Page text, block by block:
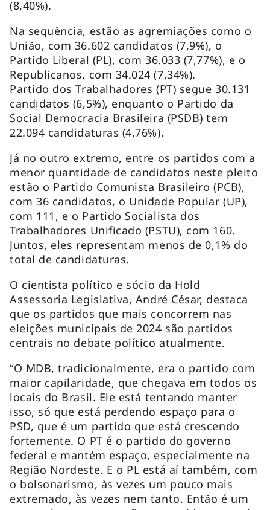
(8,40%).
Na sequência, estão as agremiações como o
União, com 36.602 candidatos (7,9%), o
Partido Liberal (PL), com 36.033 (7,77%), e o
Republicanos, com 34.024 (7,34%).
Partido dos Trabalhadores (PT) segue 30.131
candidatos (6,5%), enquanto o Partido da
Social Democracia Brasileira (PSDB) tem
22.094 candidaturas (4,76%).
Já no outro extremo, entre os partidos com a
menor quantidade de candidatos neste pleito
estão o Partido Comunista Brasileiro (PCB),
com 36 candidatos, o Unidade Popular (UP),
com 111, e o Partido Socialista dos
Trabalhadores Unificado (PSTU), com 160.
Juntos, eles representam menos de 0,1% do
total de candidaturas.
O cientista político e sócio da Hold
Assessoria Legislativa, André César, destaca
que os partidos que mais concorrem nas
eleições municipais de 2024 são partidos
centrais no debate político atualmente.
“O MDB, tradicionalmente, era o partido com
maior capilaridade, que chegava em todos os
locais do Brasil. Ele está tentando manter
isso, só que está perdendo espaço para o
PSD, que é um partido que está crescendo
fortemente. O PT é o partido do governo
federal e mantém espaço, especialmente na
Região Nordeste. E o PL está aí também, com
o bolsonarismo, às vezes um pouco mais
extremado, às vezes nem tanto. Então é um